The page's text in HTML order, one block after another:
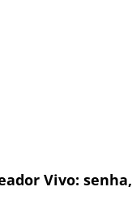
Vivo: senha,